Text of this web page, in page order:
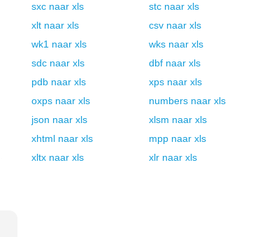
sxc naar xls stc naar xls
xlt naar xls csv naar xls
wk1 naar xls wks naar xls
sdc naar xls dbf naar xls
pdb naar xls xps naar xls
oxps naar xls numbers naar xls
json naar xls xlsm naar xls
xhtml naar xls mpp naar xls
xltx naar xls xlr naar xls